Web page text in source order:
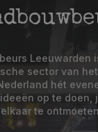
Leeuwarden
sector van het
hét
op te doen,
te